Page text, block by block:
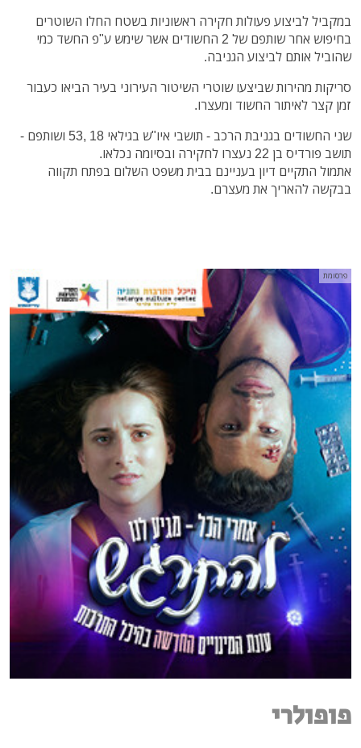
במקביל לביצוע פעולות חקירה ראשוניות בשטח החלו השוטרים
בחיפוש אחר שותפם של 2 החשודים אשר שימש ע"פ החשד כמי
שהוביל אותם לביצוע הגניבה.
סריקות מהירות שביצעו שוטרי השיטור העירוני בעיר הביאו כעבור
זמן קצר לאיתור החשוד ומעצרו.
שני החשודים בגניבת הרכב - תושבי איו"ש בגילאי 18 ,53 ושותפם -
תושב פורדיס בן 22 נעצרו לחקירה ובסיומה נכלאו.
אתמול התקיים דיון בעניינם בבית משפט השלום בפתח תקווה
בבקשה להאריך את מעצרם.
פרסומת
פופולרי